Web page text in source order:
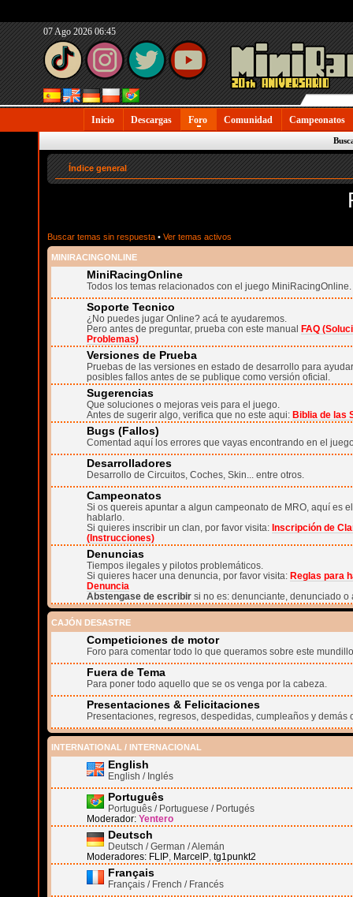
07 Ago 2026 06:45
Inicio Descargas Foro Comunidad Campeonatos
Índice general
Buscar temas sin respuesta • Ver temas activos
MINIRACINGONLINE
MiniRacingOnline
Todos los temas relacionados con el juego MiniRacingOnline.
Soporte Tecnico
¿No puedes jugar Online? acá te ayudaremos.
Pero antes de preguntar, prueba con este manual FAQ
Problemas)
Versiones de Prueba
Pruebas de las versiones en estado de desarrollo para
posibles fallos antes de se publique como versión oficial.
Sugerencias
Que soluciones o mejoras veis para el juego.
Antes de sugerir algo, verifica que no este aqui: Biblia de las
Bugs (Fallos)
Comentad aquí los errores que vayas encontrando en el
Desarrolladores
Desarrollo de Circuitos, Coches, Skin... entre otros.
Campeonatos
Si os quereis apuntar a algun campeonato de MRO, aquí es
hablarlo.
Si quieres inscribir un clan, por favor visita: Inscripción de
(Instrucciones)
Denuncias
Tiempos ilegales y pilotos problemáticos.
Si quieres hacer una denuncia, por favor visita: Reglas para
Denuncia
Abstengase de escribir si no es: denunciante, denunciado o
CAJÓN DESASTRE
Competiciones de motor
Foro para comentar todo lo que queramos sobre este
Fuera de Tema
Para poner todo aquello que se os venga por la cabeza.
Presentaciones & Felicitaciones
Presentaciones, regresos, despedidas, cumpleaños y demás
INTERNATIONAL / INTERNACIONAL
English
English / Inglés
Português
Português / Portuguese / Portugés
Moderador: Yentero
Deutsch
Deutsch / German / Alemán
Moderadores: FLIP MarcelP tg1punkt2
Français
Français / French / Francés